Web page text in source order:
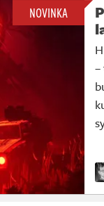
NOVINKA
–